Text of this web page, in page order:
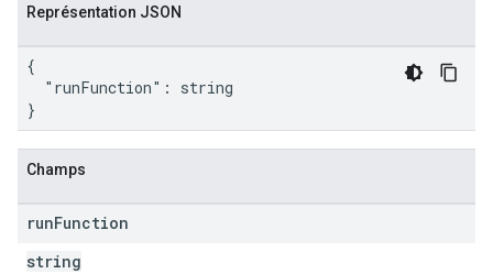
Représentation JSON
{
  "runFunction": string
}
Champs
runFunction
string